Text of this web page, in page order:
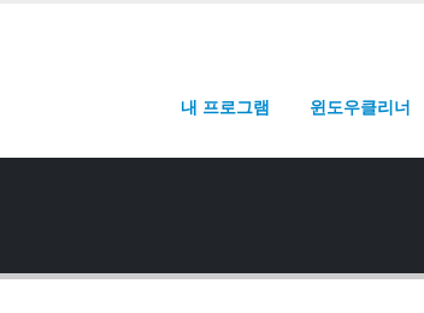
내 프로그램 윈도우클리너